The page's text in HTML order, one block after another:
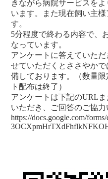
きながら病院サービスを
います。また現在飼い主
す。
5分程度で終わる内容で、
なっています。
アンケートに答えていた
せていただくとささやか
備しております。（数量
ト配布は終了）
アンケートは下記のURL
いただき、ご回答のご協力
https://docs.google.com/